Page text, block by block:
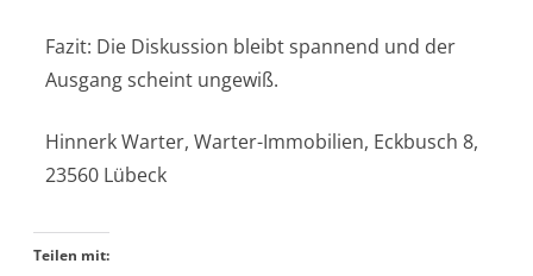
Fazit: Die Diskussion bleibt spannend und der
Ausgang scheint ungewiß.
Hinnerk Warter, Warter-Immobilien, Eckbusch 8,
23560 Lübeck
Teilen mit: